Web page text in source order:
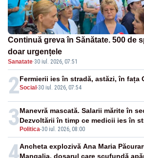
Continuă greva în Sănătate. 500 de
doar urgențele
Sanatate·30 iul. 2026, 07:51
2Social -30 iul. 2026, 07:54
Fermierii ies în stradă, astăzi, în fața
3 Politica-30 iul. 2026, 08:00
Manevră mascată. Salarii mărite în
Dezvoltării în timp ce medicii ies în
Ancheta explozivă Ana Maria
Mangalia, dosarul care scufundă